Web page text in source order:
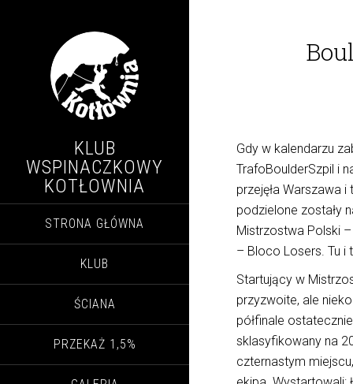
KLUB
WSPINACZKOWY
KOTŁOWNIA
STRONA GŁÓWNA
KLUB
ŚCIANA
PRZEKAŻ 1,5%
Gdy w kalendarzu
TrafoBoulderSzpil i
przejęła Warszawa
podzielone zostały
Mistrzostwa Polski
– Bloco Losers. Tu i
Startujący w
przyzwoite, ale
półfinale
sklasyfikowany na
czternastym